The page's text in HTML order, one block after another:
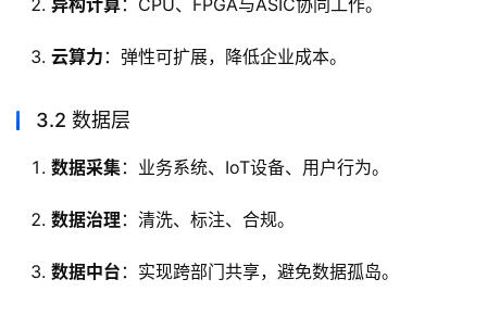
异构计算：CPU、FPGA与ASIC协同工作。
云算力 ：弹性可扩展，降低企业成本。
3.2 数据层
数据采集：业务系统、IoT设备、用户行为。
数据治理 ：清洗、标注、合规。
数据中台 ：实现跨部门共享，避免数据孤岛。